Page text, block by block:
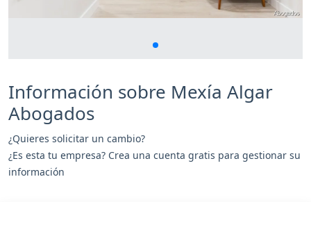
Información sobre Mexía Algar
Abogados
¿Quieres solicitar un cambio?
¿Es esta tu empresa? Crea una cuenta gratis para gestionar su
información